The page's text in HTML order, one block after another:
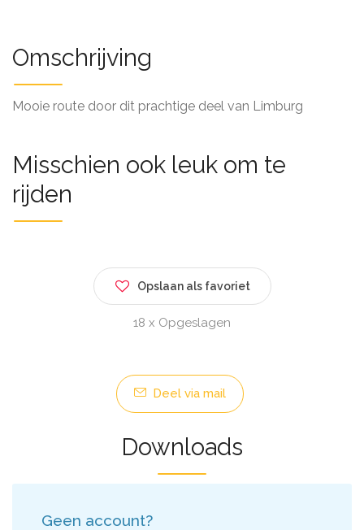
Omschrijving
Mooie route door dit prachtige deel van Limburg
Misschien ook leuk om te
rijden
Opslaan als favoriet
18 x Opgeslagen
Deel via mail
Downloads
Geen account?